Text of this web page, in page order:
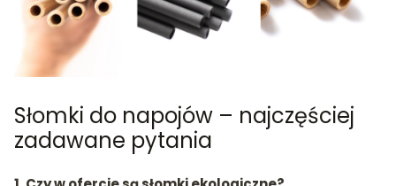
Słomki do napojów – najczęściej
zadawane pytania